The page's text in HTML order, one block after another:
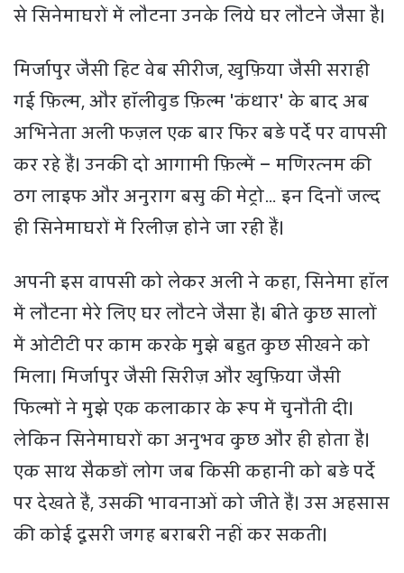
से सिनेमाघरों में लौटना उनके लिये घर लौटने जैसा है।
मिर्जापुर जैसी हिट वेब सीरीज, खुफ़िया जैसी सराही
गई फ़िल्म, और हॉलीवुड फ़िल्म 'कंधार' के बाद अब
अभिनेता अली फज़ल एक बार फिर बड़े पर्दे पर वापसी
कर रहे हैं। उनकी दो आगामी फ़िल्में – मणिरत्नम की
ठग लाइफ और अनुराग बसु की मेट्रो… इन दिनों जल्द
ही सिनेमाघरों में रिलीज़ होने जा रही हैं।
अपनी इस वापसी को लेकर अली ने कहा, सिनेमा हॉल
में लौटना मेरे लिए घर लौटने जैसा है। बीते कुछ सालों
में ओटीटी पर काम करके मुझे बहुत कुछ सीखने को
मिला। मिर्जापुर जैसी सिरीज़ और खुफ़िया जैसी
फिल्मों ने मुझे एक कलाकार के रूप में चुनौती दी।
लेकिन सिनेमाघरों का अनुभव कुछ और ही होता है।
एक साथ सैकड़ों लोग जब किसी कहानी को बड़े पर्दे
पर देखते हैं, उसकी भावनाओं को जीते हैं। उस अहसास
की कोई दूसरी जगह बराबरी नहीं कर सकती।